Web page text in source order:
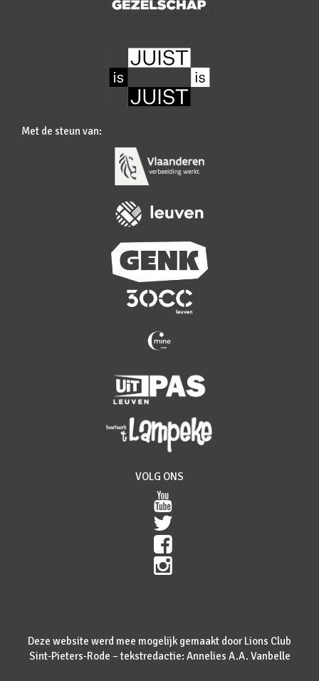
Met de steun van:
VOLG ONS
Deze website werd mee mogelijk gemaakt door Lions Club
Sint-Pieters-Rode – tekstredactie: Annelies A.A. Vanbelle